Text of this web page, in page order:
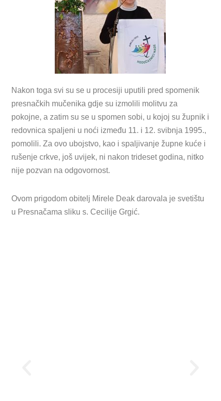
Nakon toga svi su se u procesiji uputili pred spomenik
presnačkih mučenika gdje su izmolili molitvu za
pokojne, a zatim su se u spomen sobi, u kojoj su župnik i
redovnica spaljeni u noći između 11. i 12. svibnja 1995.,
pomolili. Za ovo ubojstvo, kao i spaljivanje župne kuće i
rušenje crkve, još uvijek, ni nakon trideset godina, nitko
nije pozvan na odgovornost.
Ovom prigodom obitelj Mirele Deak darovala je svetištu
u Presnačama sliku s. Cecilije Grgić.